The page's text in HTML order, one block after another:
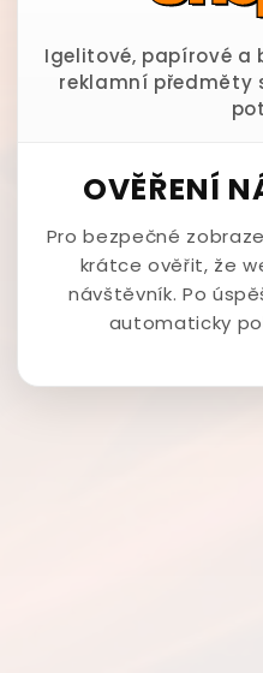
Igelitové, papírové a
reklamní předměty
OVĚŘENÍ
Pro bezpečné
krátce ověřit, že
návštěvník. Po
automaticky